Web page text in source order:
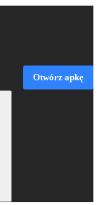
Otwórz apkę